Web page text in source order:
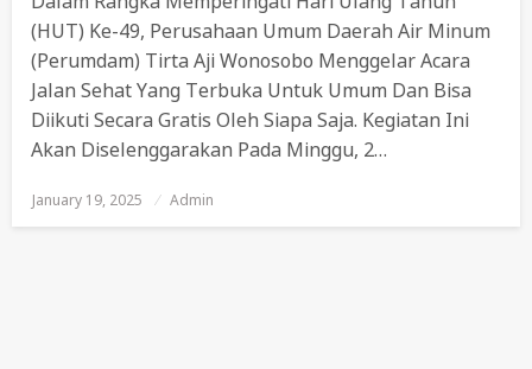
(HUT) Ke-49, Perusahaan Umum Daerah Air Minum
(Perumdam) Tirta Aji Wonosobo Menggelar Acara
Jalan Sehat Yang Terbuka Untuk Umum Dan Bisa
Diikuti Secara Gratis Oleh Siapa Saja. Kegiatan Ini
Akan Diselenggarakan Pada Minggu, 2…
Posted
January 19, 2025 Admin